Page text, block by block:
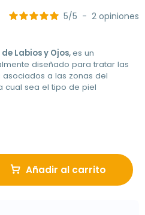
5/5 - 2 opiniones
Labios y Ojos,es un
diseñado para tratar las
a las zonas del
cual sea el tipo de piel
Añadir al carrito